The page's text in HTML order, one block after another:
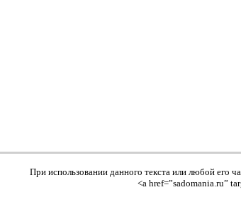
При использовании данного текста или любой его
<a href=”sadomania.ru”